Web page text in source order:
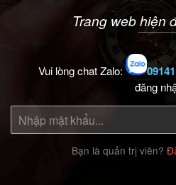
Trang web hiện
Vui lòng chat Zalo:
đăng
Bạn là quản trị viên?